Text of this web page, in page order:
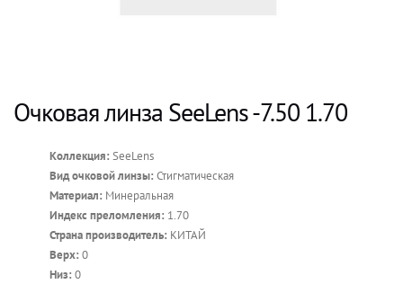
Очковая линза SeeLens -7.50 1.70
Коллекция: SeeLens
Вид очковой линзы: Стигматическая
Материал: Минеральная
Индекс преломления: 1.70
Страна производитель: КИТАЙ
Верх: 0
Низ: 0